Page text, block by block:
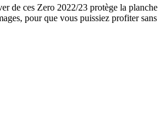
de ces Zero 2022/23 protège la planche
pour que vous puissiez profiter sans